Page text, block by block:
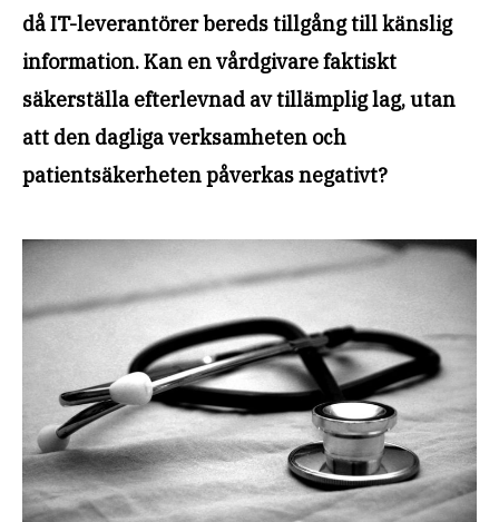
då IT-leverantörer bereds tillgång till känslig
information. Kan en vårdgivare faktiskt
säkerställa efterlevnad av tillämplig lag, utan
att den dagliga verksamheten och
patientsäkerheten påverkas negativt?